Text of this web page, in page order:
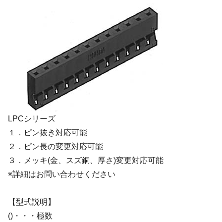
LPCシリーズ
１．ピン抜き対応可能
２．ピン長の変更対応可能
３．メッキ(金、スズ銅、厚さ)変更対応可能
※詳細はお問い合わせください
【型式説明】
()・・・極数